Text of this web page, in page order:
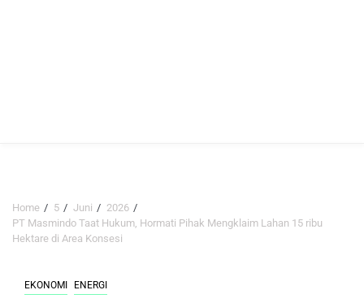
Home 5 Juni
2026
PT Masmindo Taat Hukum, Hormati Pihak Mengklaim Lahan 15 ribu
Hektare di Area Konsesi
EKONOMI ENERGI